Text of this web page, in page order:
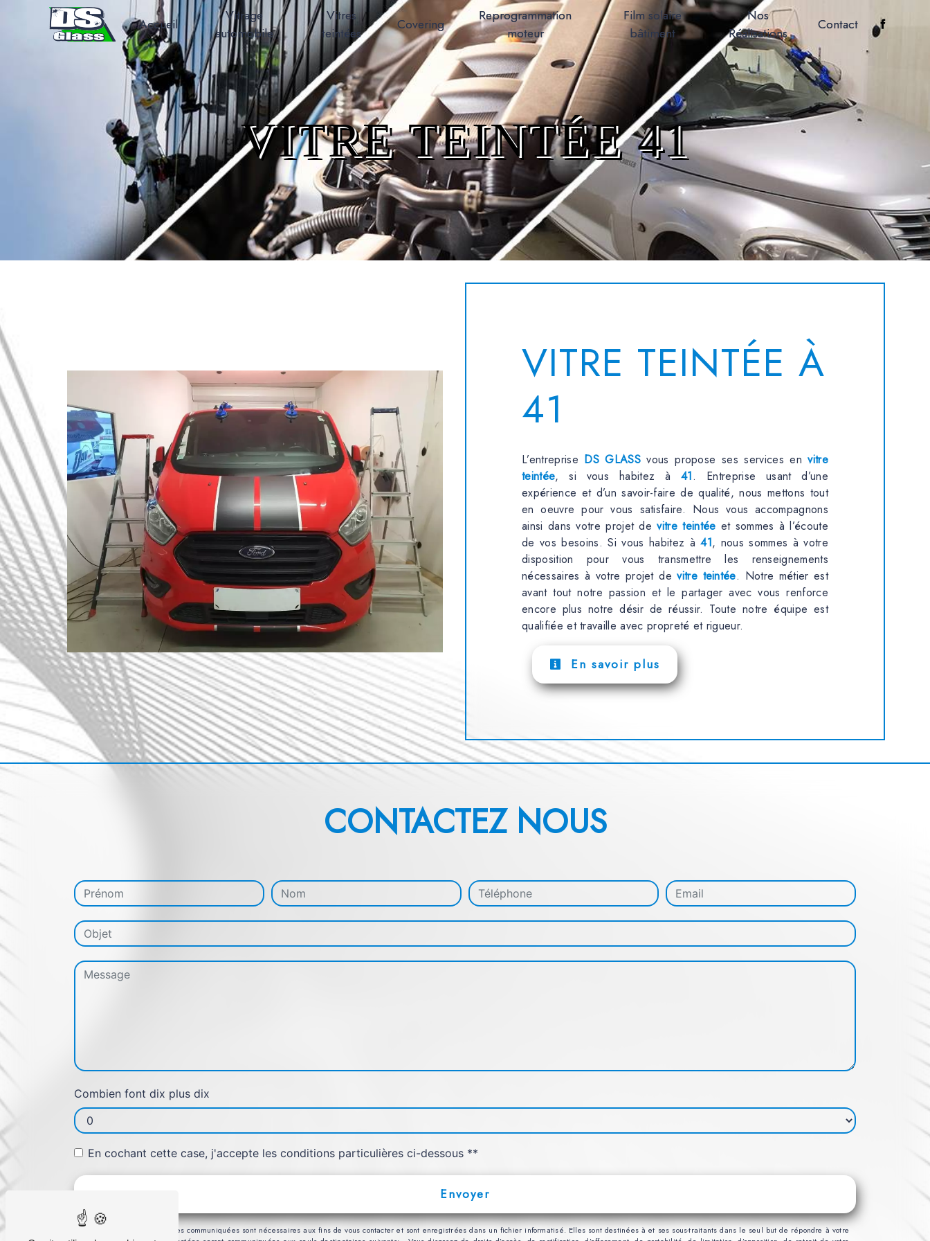
Accueil
Vitrage
automobile
Vitres
teintées
Covering
Reprogrammation
moteur
Film solaire
bâtiment
Nos
Réalisations
Contact
VITRE TEINTÉE 41
VITRE TEINTÉE À
41
L’entreprise DS GLASS vous propose ses services envitre
teintée, si vous habitez à41. Entreprise usant d’une
expérience et d’un savoir-faire de qualité, nous mettons tout
en oeuvre pour vous satisfaire. Nous vous accompagnons
ainsi dans votre projet devitre teintée et sommes à l’écoute
de vos besoins. Si vous habitez à41, nous sommes à votre
disposition pour vous transmettre les renseignements
nécessaires à votre projet devitre teintée. Notre métier est
avant tout notre passion et le partager avec vous renforce
encore plus notre désir de réussir. Toute notre équipe est
qualifiée et travaille avec propreté et rigueur.
En savoir plus
CONTACTEZ NOUS
Combien font dix plus dix
En cochant cette case, j'accepte les conditions particulières ci-dessous **
Envoyer
** Les données personnelles communiquées sont nécessaires aux fins de vous contacter et sont enregistrées dans un fichier informatisé. Elles sont destinées à et ses sous-traitants dans le seul but de répondre à votre
Panneau de gestion des cookies